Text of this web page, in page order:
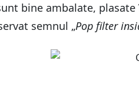
bine ambalate,
semnul „Pop filter